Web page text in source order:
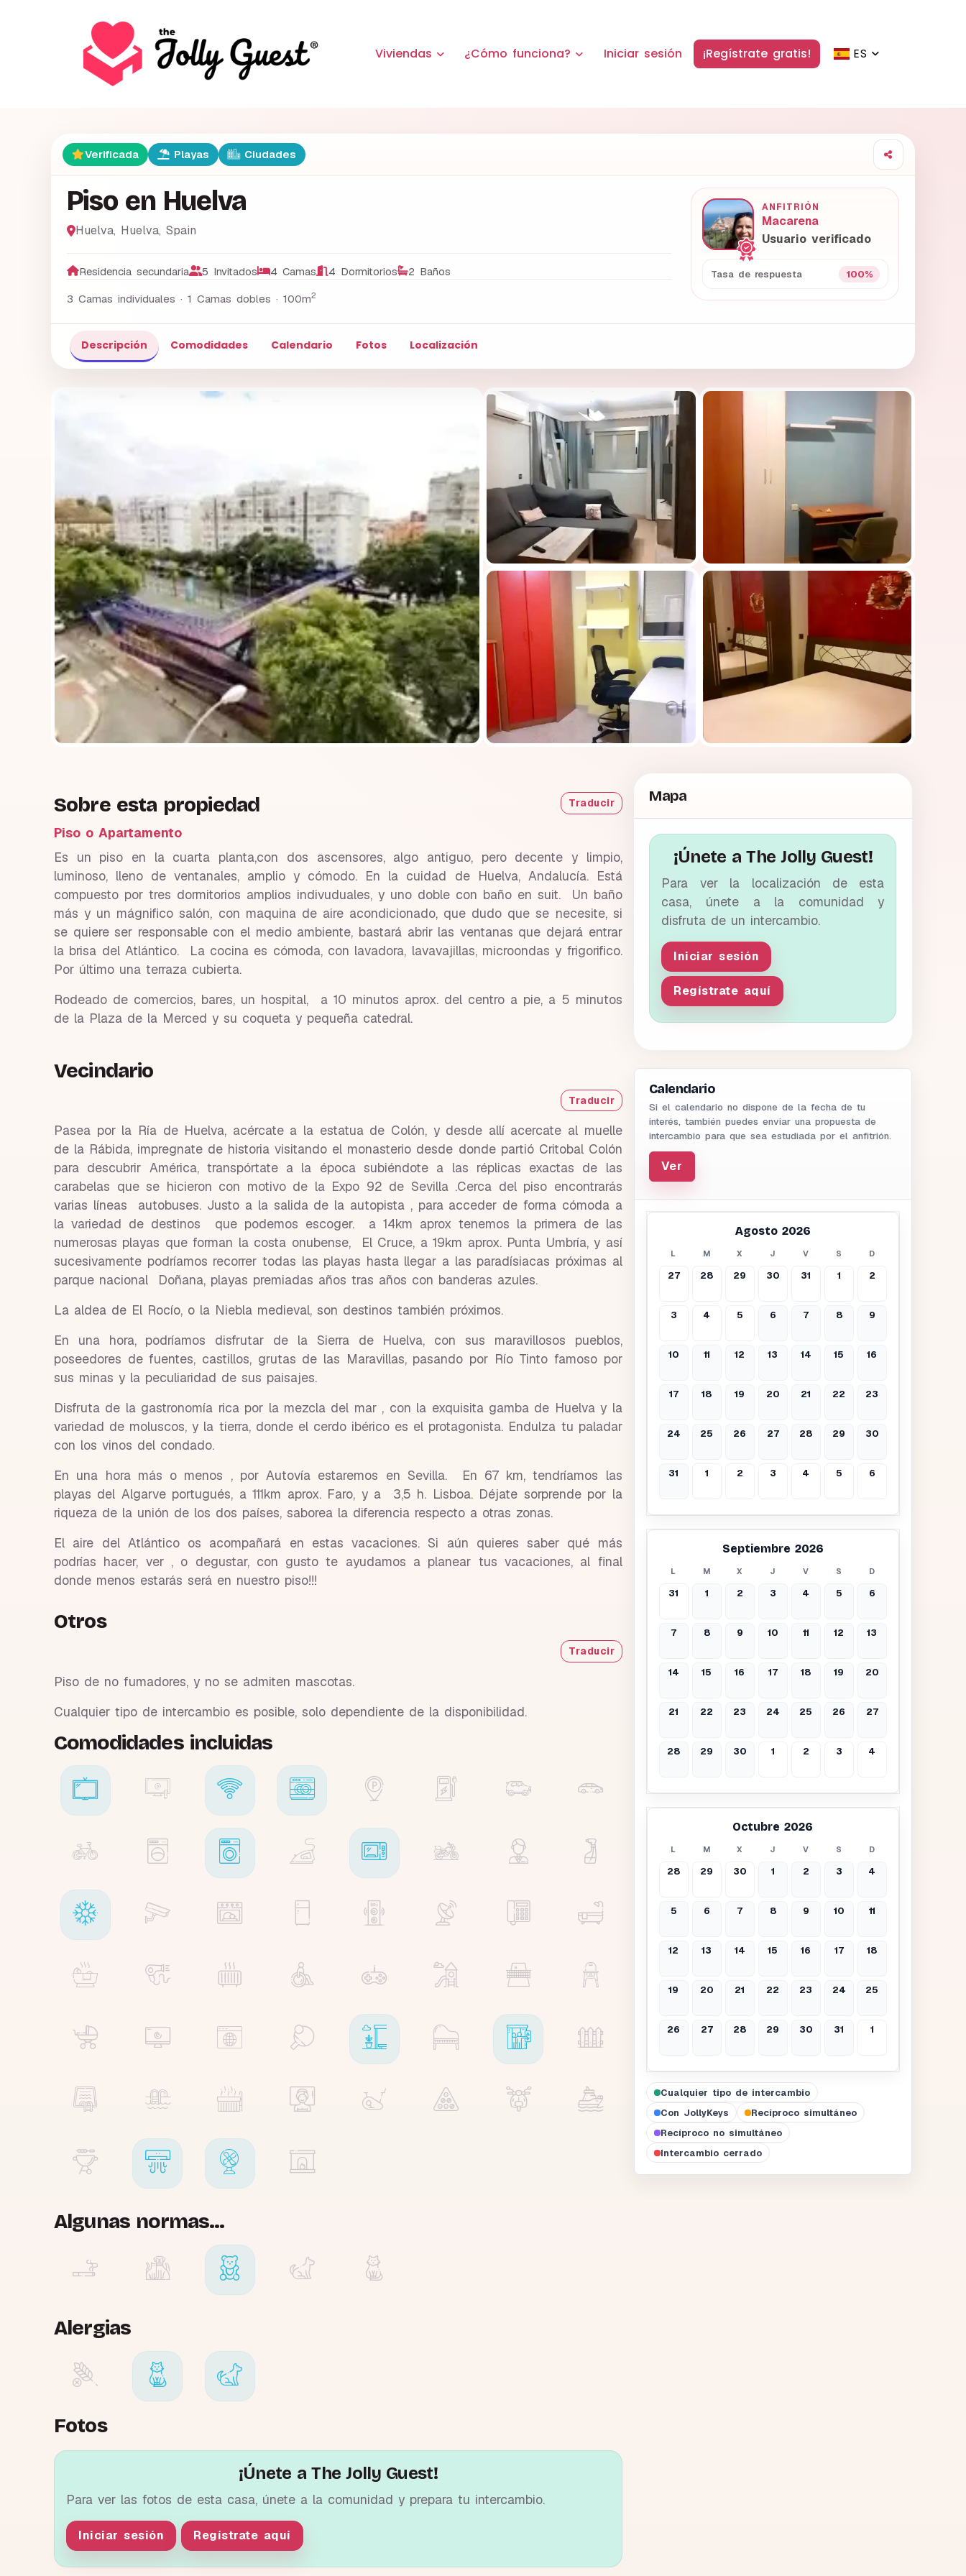
Viviendas ¿Cómo funciona? Iniciar sesión ¡Regístrate gratis! ES
Verificada Playas Ciudades
Piso en Huelva
Huelva, Huelva, Spain
Residencia secundaria 5 Invitados 4 Camas 4 Dormitorios 2 Baños
3 Camas individuales · 1 Camas dobles · 100m2
ANFITRIÓN
Macarena
Usuario verificado
Tasa de respuesta 100%
Descripción Comodidades Calendario Fotos Localización
Sobre esta propiedad
Piso o Apartamento
Traducir
Es un piso en la cuarta planta,con dos ascensores, algo antiguo, pero decente y limpio,
luminoso, lleno de ventanales, amplio y cómodo. En la cuidad de Huelva, Andalucía. Está
compuesto por tres dormitorios amplios indivuduales, y uno doble con baño en suit. Un baño
más y un mágnifico salón, con maquina de aire acondicionado, que dudo que se necesite, si
se quiere ser responsable con el medio ambiente, bastará abrir las ventanas que dejará entrar
la brisa del Atlántico. La cocina es cómoda, con lavadora, lavavajillas, microondas y frigorifico.
Por último una terraza cubierta.
Rodeado de comercios, bares, un hospital, a 10 minutos aprox. del centro a pie, a 5 minutos
de la Plaza de la Merced y su coqueta y pequeña catedral.
Vecindario
Traducir
Pasea por la Ría de Huelva, acércate a la estatua de Colón, y desde allí acercate al muelle
de la Rábida, impregnate de historia visitando el monasterio desde donde partió Critobal Colón
para descubrir América, transpórtate a la época subiéndote a las réplicas exactas de las
carabelas que se hicieron con motivo de la Expo 92 de Sevilla .Cerca del piso encontrarás
varias líneas autobuses. Justo a la salida de la autopista , para acceder de forma cómoda a
la variedad de destinos que podemos escoger. a 14km aprox tenemos la primera de las
numerosas playas que forman la costa onubense, El Cruce, a 19km aprox. Punta Umbría, y así
sucesivamente podríamos recorrer todas las playas hasta llegar a las paradísiacas próximas al
parque nacional Doñana, playas premiadas años tras años con banderas azules.
La aldea de El Rocío, o la Niebla medieval, son destinos también próximos.
En una hora, podríamos disfrutar de la Sierra de Huelva, con sus maravillosos pueblos,
poseedores de fuentes, castillos, grutas de las Maravillas, pasando por Río Tinto famoso por
sus minas y la peculiaridad de sus paisajes.
Disfruta de la gastronomía rica por la mezcla del mar , con la exquisita gamba de Huelva y la
variedad de moluscos, y la tierra, donde el cerdo ibérico es el protagonista. Endulza tu paladar
con los vinos del condado.
En una hora más o menos , por Autovía estaremos en Sevilla. En 67 km, tendríamos las
playas del Algarve portugués, a 111km aprox. Faro, y a 3,5 h. Lisboa. Déjate sorprende por la
riqueza de la unión de los dos países, saborea la diferencia respecto a otras zonas.
El aire del Atlántico os acompañará en estas vacaciones. Si aún quieres saber qué más
podrías hacer, ver , o degustar, con gusto te ayudamos a planear tus vacaciones, al final
donde menos estarás será en nuestro piso!!!
Otros
Traducir
Piso de no fumadores, y no se admiten mascotas.
Cualquier tipo de intercambio es posible, solo dependiente de la disponibilidad.
Comodidades incluidas
Algunas normas...
Alergias
Fotos
¡Únete a The Jolly Guest!
Para ver las fotos de esta casa, únete a la comunidad y prepara tu intercambio.
Iniciar sesión Regístrate aquí
Mapa
¡Únete a The Jolly Guest!
Para ver la localización de esta
casa, únete a la comunidad y
disfruta de un intercambio.
Iniciar sesión
Regístrate aquí
Calendario
Si el calendario no dispone de la fecha de tu
interés, también puedes enviar una propuesta de
intercambio para que sea estudiada por el anfitrión.
Ver
Agosto 2026
L M X J V S D
27 28 29 30 31 1 2
3 4 5 6 7 8 9
10 11 12 13 14 15 16
17 18 19 20 21 22 23
24 25 26 27 28 29 30
31 1 2 3 4 5 6
Septiembre 2026
L M X J V S D
31 1 2 3 4 5 6
7 8 9 10 11 12 13
14 15 16 17 18 19 20
21 22 23 24 25 26 27
28 29 30 1 2 3 4
Octubre 2026
L M X J V S D
28 29 30 1 2 3 4
5 6 7 8 9 10 11
12 13 14 15 16 17 18
19 20 21 22 23 24 25
26 27 28 29 30 31 1
Cualquier tipo de intercambio
Con JollyKeys
Recíproco simultáneo
Recíproco no simultáneo
Intercambio cerrado